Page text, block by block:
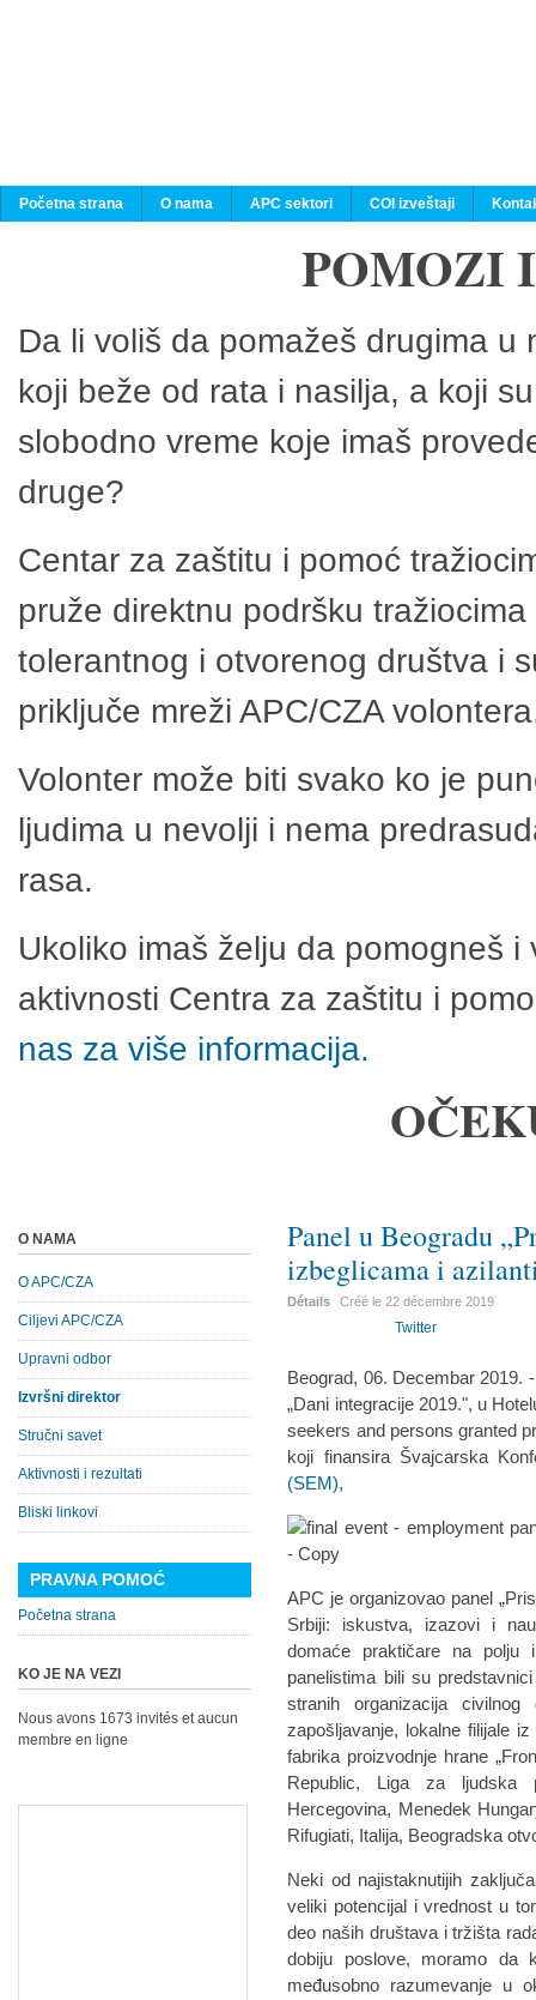
Početna strana O nama APC sektori COI izveštaji
POMOZI
Da li voliš da pomažeš drugima
koji beže od rata i nasilja, a koji
slobodno vreme koje imaš
druge?
Centar za zaštitu i pomoć
pruže direktnu podršku
tolerantnog i otvorenog društva i
priključe mreži APC/CZA
Volonter može biti svako ko je
ljudima u nevolji i nema
rasa.
Ukoliko imaš želju da pomogneš
aktivnosti Centra za zaštitu i
nas za više informacija.
Panel u Beogradu
izbeglicama i
Détails Créé le22 décembre 2019
Twitter
Beograd, 06. Decembar 2019.
„Dani integracije 2019.", u
seekers and persons granted
koji finansira Švajcarska
(SEM),
APC je organizovao panel
Srbiji: iskustva, izazovi i
domaće praktičare na polju
panelistima bili su
stranih organizacija
zapošljavanje, lokalne filijale
fabrika proizvodnje hrane
Republic, Liga za ljudska
Hercegovina, Menedek
Rifugiati, Italija, Beogradska
Neki od najistaknutijih
veliki potencijal i vrednost u
deo naših društava i tržišta
dobiju poslove, moramo da
međusobno razumevanje u
O NAMA
O APC/CZA
Ciljevi APC/CZA
Upravni odbor
Izvršni direktor
Stručni savet
Aktivnosti i rezultati
Bliski linkovi
PRAVNA POMOĆ
Početna strana
KO JE NA VEZI
Nous avons 1673 invités et aucun
membre en ligne